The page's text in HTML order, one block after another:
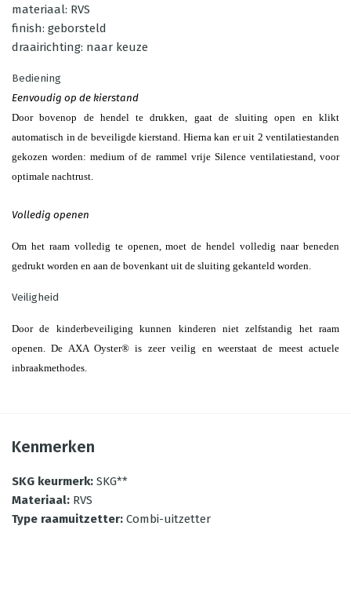
materiaal: RVS
finish: geborsteld
draairichting: naar keuze
Bediening
Eenvoudig op de kierstand
Door bovenop de hendel te drukken, gaat de sluiting open en klikt
automatisch in de beveiligde kierstand. Hierna kan er uit 2 ventilatiestanden
gekozen worden: medium of de rammel vrije Silence ventilatiestand, voor
optimale nachtrust.
Volledig openen
Om het raam volledig te openen, moet de hendel volledig naar beneden
gedrukt worden en aan de bovenkant uit de sluiting gekanteld worden.
Veiligheid
Door de kinderbeveiliging kunnen kinderen niet zelfstandig het raam
openen. De AXA Oyster® is zeer veilig en weerstaat de meest actuele
inbraakmethodes.
Kenmerken
SKG keurmerk: SKG**
Materiaal: RVS
Type raamuitzetter: Combi-uitzetter